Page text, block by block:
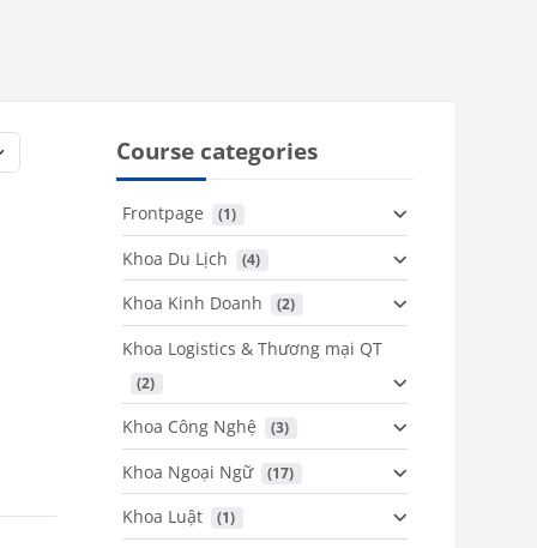
Course categories
Frontpage (1)
Khoa Du Lịch (4)
Khoa Kinh Doanh (2)
Khoa Logistics & Thương mại QT
(2)
Khoa Công Nghệ (3)
Khoa Ngoại Ngữ (17)
Khoa Luật (1)